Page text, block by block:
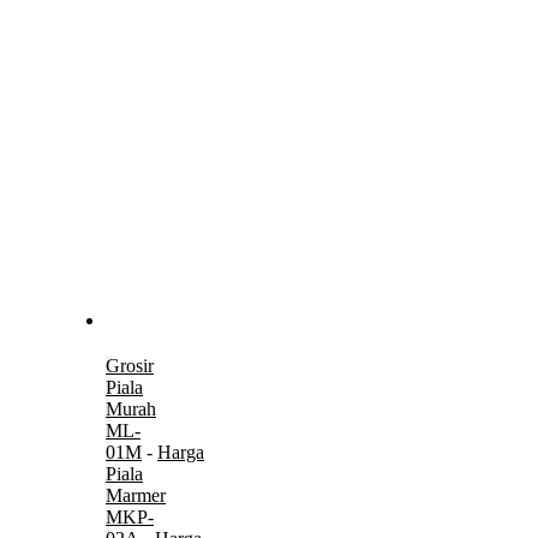
Grosir
Piala
Murah
ML-
01M - Harga
Piala
Marmer
MKP-